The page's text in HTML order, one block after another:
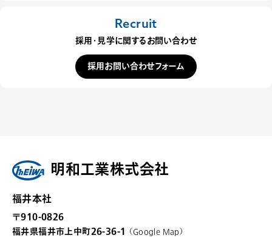
Recruit
採用・見学に関するお問い合わせ
採用お問い合わせフォーム
明和工業株式会社
福井本社
〒910-0826
福井県福井市上中町26-36-1 （Google Map）